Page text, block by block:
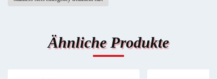
Ähnliche Produkte